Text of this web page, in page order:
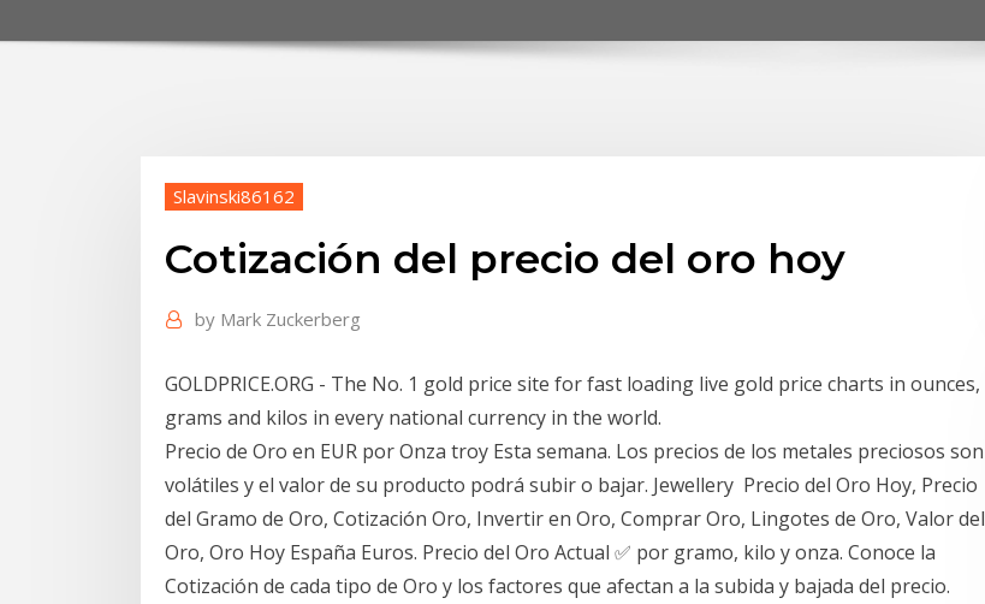
Slavinski86162
Cotización del precio del oro hoy
by Mark Zuckerberg
GOLDPRICE.ORG - The No. 1 gold price site for fast loading live gold price charts in ounces,
grams and kilos in every national currency in the world.
Precio de Oro en EUR por Onza troy Esta semana. Los precios de los metales preciosos son
volátiles y el valor de su producto podrá subir o bajar. Jewellery Precio del Oro Hoy, Precio
del Gramo de Oro, Cotización Oro, Invertir en Oro, Comprar Oro, Lingotes de Oro, Valor del
Oro, Oro Hoy España Euros. Precio del Oro Actual ✅ por gramo, kilo y onza. Conoce la
Cotización de cada tipo de Oro y los factores que afectan a la subida y bajada del precio.